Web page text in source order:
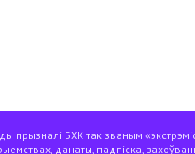
прызналі БХК так званым
данаты, падпіска,